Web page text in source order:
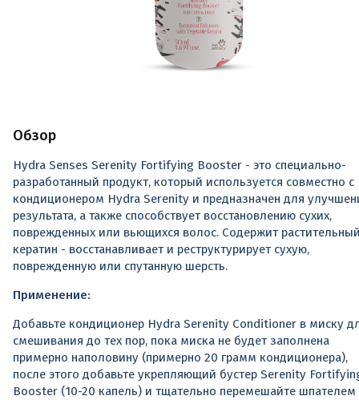
Обзор
Hydra Senses Serenity Fortifying Booster - это специально-
разработанный продукт, который используется совместно с
кондиционером Hydra Serenity и предназначен для
результата, а также способствует восстановлению сухих,
поврежденных или вьющихся волос. Содержит
кератин - восстанавливает и реструктурирует сухую,
поврежденную или спутанную шерсть.
Применение:
Добавьте кондиционер Hydra Serenity Conditioner в миску
смешивания до тех пор, пока миска не будет заполнена
примерно наполовину (примерно 20 грамм кондиционера),
после этого добавьте укрепляющий бустер Serenity
Booster (10-20 капель) и тщательно перемешайте шпателем